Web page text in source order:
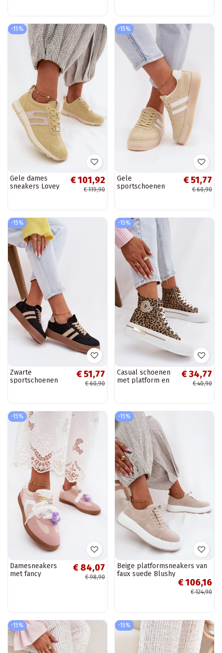
-15%
Gele dames
sneakers Lovey
€ 101,92
€ 119,90
-15%
Gele
sportschoenen
€ 51,77
€ 60,90
-15%
Zwarte
sportschoenen
€ 51,77
€ 60,90
-15%
Casual schoenen
met platform en
€ 34,77
€ 40,90
-15%
Damesneakers
met fancy
€ 84,07
€ 98,90
-15%
Beige platformsneakers van
faux suede Blushy
€ 106,16
€ 124,90
-15% -15%